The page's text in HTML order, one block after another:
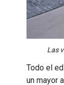
Las
Todo el
un mayor